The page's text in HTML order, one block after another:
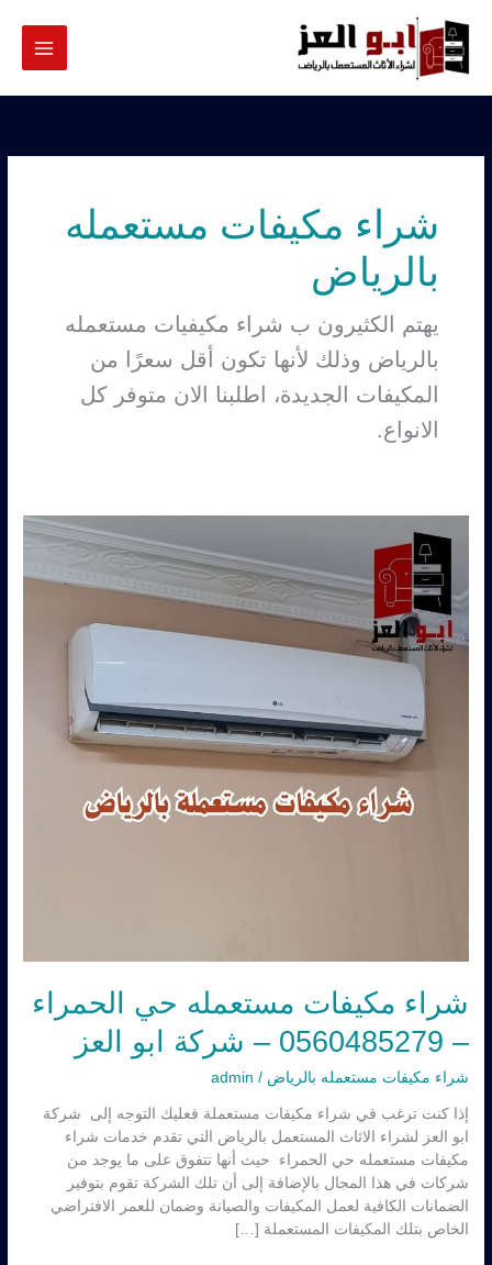
المحتوى
شراء مكيفات مستعمله
بالرياض
يهتم الكثيرون ب شراء مكيفيات مستعمله
بالرياض وذلك لأنها تكون أقل سعرًا من
المكيفات الجديدة، اطلبنا الان متوفر كل
الانواع.
شراء مكيفات مستعمله حي الحمراء
– 0560485279 – شركة ابو العز
شراء مكيفات مستعمله بالرياض /
admin
إذا كنت ترغب في شراء مكيفات مستعملة فعليك التوجه إلى شركة
ابو العز لشراء الاثاث المستعمل بالرياض التي تقدم خدمات شراء
مكيفات مستعمله حي الحمراء حيث أنها تتفوق على ما يوجد من
شركات في هذا المجال بالإضافة إلى أن تلك الشركة تقوم بتوفير
الضمانات الكافية لعمل المكيفات والصيانة وضمان للعمر الافتراضي
الخاص بتلك المكيفات المستعملة […]
مكيفات
مستعمله
حي
الحمراء
–
0560485279